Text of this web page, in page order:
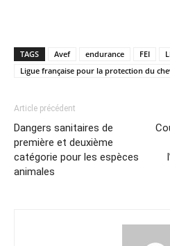
TAGS Avef endurance FEI
Ligue française pour la protection du
Article précédent
Dangers sanitaires de
première et deuxième
catégorie pour les espèces
animales